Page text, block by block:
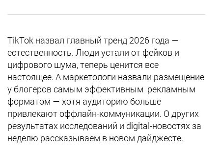
TikTok назвал главный тренд 2026 года —
естественность. Люди устали от фейков и
цифрового шума, теперь ценится все
настоящее. А маркетологи назвали размещение
у блогеров самым эффективным рекламным
форматом — хотя аудиторию больше
привлекают оффлайн-коммуникации. О других
результатах исследований и digital-новостях за
неделю рассказываем в новом дайджесте.